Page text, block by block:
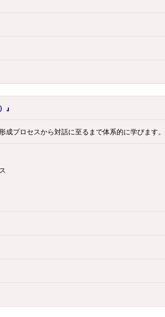
』
成プロセスから対話に至るまで体系的に学びます。